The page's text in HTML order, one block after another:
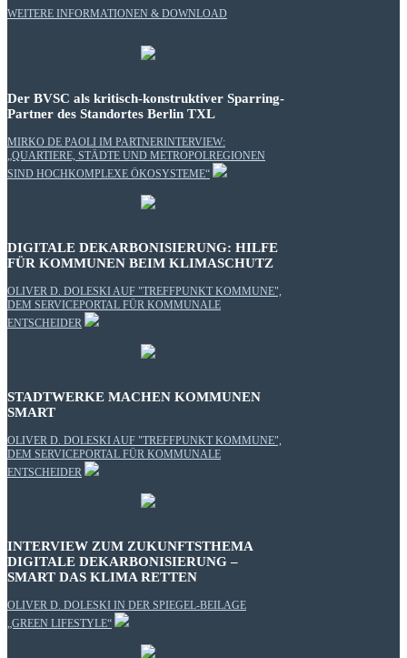
WEITERE INFORMATIONEN & DOWNLOAD
Der BVSC als kritisch-konstruktiver Sparring-
Partner des Standortes Berlin TXL
MIRKO DE PAOLI IM PARTNERINTERVIEW:
„QUARTIERE, STÄDTE UND METROPOLREGIONEN
SIND HOCHKOMPLEXE ÖKOSYSTEME“
DIGITALE DEKARBONISIERUNG: HILFE
FÜR KOMMUNEN BEIM KLIMASCHUTZ
OLIVER D. DOLESKI AUF "TREFFPUNKT KOMMUNE",
DEM SERVICEPORTAL FÜR KOMMUNALE
ENTSCHEIDER
STADTWERKE MACHEN KOMMUNEN
SMART
OLIVER D. DOLESKI AUF "TREFFPUNKT KOMMUNE",
DEM SERVICEPORTAL FÜR KOMMUNALE
ENTSCHEIDER
INTERVIEW ZUM ZUKUNFTSTHEMA
DIGITALE DEKARBONISIERUNG –
SMART DAS KLIMA RETTEN
OLIVER D. DOLESKI IN DER SPIEGEL-BEILAGE
„GREEN LIFESTYLE“